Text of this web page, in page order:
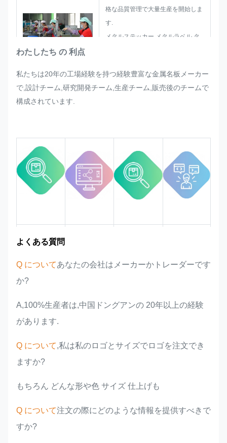
格な品質管理で大量生産を開始しま
す.
メタルステッカー,メタルラベル,タ
は,それを満足させるために最善を尽
くします.
わたしたち の 利点
私たちは20年の工場経験を持つ経験豊富な金属名板メーカー
で,設計チーム,研究開発チーム,生産チーム,販売後のチームで
構成されています.
業界での経験
よくある質問
Q についてあなたの会社はメーカーかトレーダーです
か?
A,100%生産者は,中国ドングアンの 20年以上の経験
があります.
Q について,私は私のロゴとサイズでロゴを注文でき
ますか?
もちろん どんな形や色 サイズ 仕上げも
Q について注文の際にどのような情報を提供すべきで
すか?